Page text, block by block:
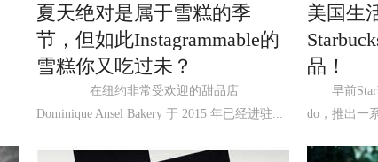
夏天绝对是属于雪糕的季
节，但如此Instagrammable的
雪糕你又吃过未？
在纽约非常受欢迎的甜品店
Dominique Ansel Bakery 于 2015 年已经进驻...
美国生
品！
早前
do，推出一